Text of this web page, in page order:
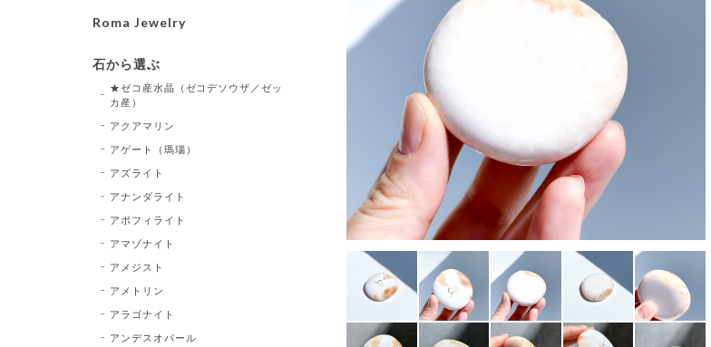
Roma Jewelry
石から選ぶ
★ゼコ産水晶（ゼコデソウザ／ゼッ
カ産）
アクアマリン
アゲート（瑪瑙）
アズライト
アナンダライト
アポフィライト
アマゾナイト
アメジスト
アメトリン
アラゴナイト
アンデスオパール